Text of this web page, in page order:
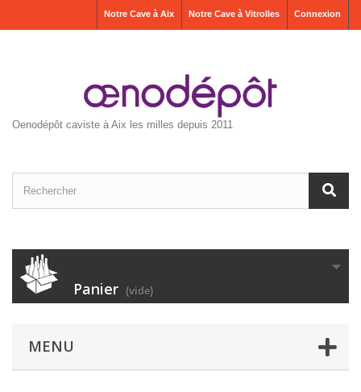
Connexion
Notre Cave à Vitrolles
Notre Cave à Aix
Oenodépôt caviste à Aix les milles depuis 2011
Panier (vide)
MENU